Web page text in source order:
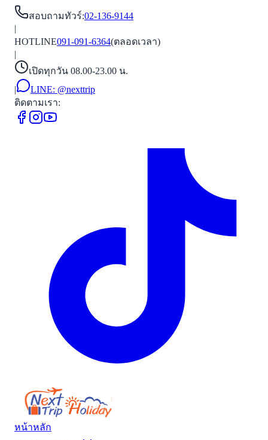
สอบถามทัวร์:02-136-9144
|
HOTLINE091-091-6364(ตลอดเวลา)
|
เปิดทุกวัน 08.00-23.00 น.
|
LINE: @nexttrip
ติดตามเรา:
หน้าหลัก